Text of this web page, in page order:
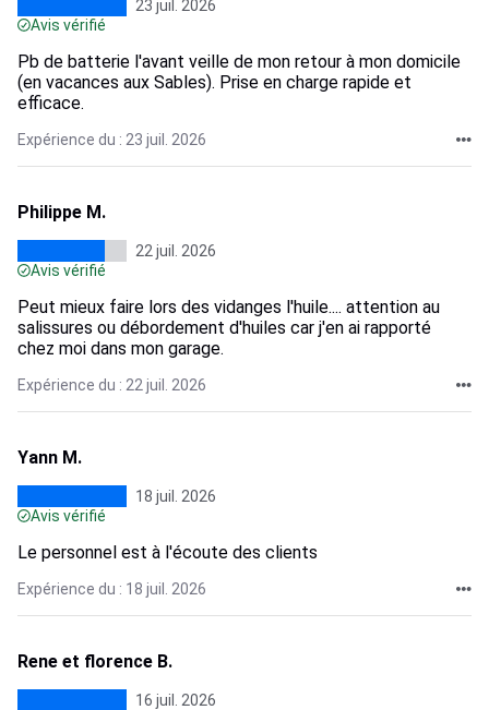
23 juil. 2026
Avis vérifié
Pb de batterie l'avant veille de mon retour à mon domicile
(en vacances aux Sables). Prise en charge rapide et
efficace.
Expérience du : 23 juil. 2026
Philippe M.
22 juil. 2026
Avis vérifié
Peut mieux faire lors des vidanges l'huile.... attention au
salissures ou débordement d'huiles car j'en ai rapporté
chez moi dans mon garage.
Expérience du : 22 juil. 2026
Yann M.
18 juil. 2026
Avis vérifié
Le personnel est à l'écoute des clients
Expérience du : 18 juil. 2026
Rene et florence B.
16 juil. 2026